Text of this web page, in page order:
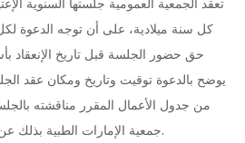
كل سنة ميلادية، على أن توجه الدعوة
حق حضور الجلسة قبل تاريخ الإنعقاد
يوضح بالدعوة توقيت وتاريخ ومكان عقد
من جدول الأعمال المقرر مناقشته
جمعية الإمارات الطبية بذلك عن طريق رئيس اللجنة الثقافية.